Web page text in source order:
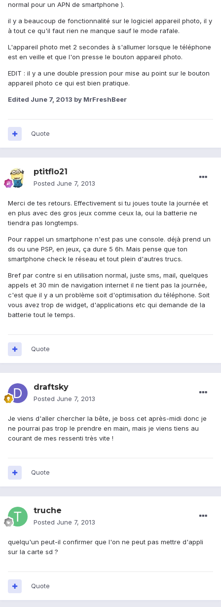
normal pour un APN de smartphone ).
il y a beaucoup de fonctionnalité sur le logiciel appareil photo, il y
à tout ce qu'il faut rien ne manque sauf le mode rafale.
L'appareil photo met 2 secondes à s'allumer lorsque le téléphone
est en veille et que l'on presse le bouton appareil photo.
EDIT : il y a une double pression pour mise au point sur le bouton
appareil photo ce qui est bien pratique.
Edited June 7, 2013 by MrFreshBeer
Quote
ptitflo21
Posted June 7, 2013
Merci de tes retours. Effectivement si tu joues toute la journée et
en plus avec des gros jeux comme ceux la, oui la batterie ne
tiendra pas longtemps.
Pour rappel un smartphone n'est pas une console. déjà prend un
ds ou une PSP, en jeux, ça dure 5 6h. Mais pense que ton
smartphone check le réseau et tout plein d'autres trucs.
Bref par contre si en utilisation normal, juste sms, mail, quelques
appels et 30 min de navigation internet il ne tient pas la journée,
c'est que il y a un problème soit d'optimisation du téléphone. Soit
vous avez trop de widget, d'applications etc qui demande de la
batterie tout le temps.
Quote
draftsky
Posted June 7, 2013
Je viens d'aller chercher la bête, je boss cet après-midi donc je
ne pourrai pas trop le prendre en main, mais je viens tiens au
courant de mes ressenti très vite !
Quote
truche
Posted June 7, 2013
quelqu'un peut-il confirmer que l'on ne peut pas mettre d'appli
sur la carte sd ?
Quote